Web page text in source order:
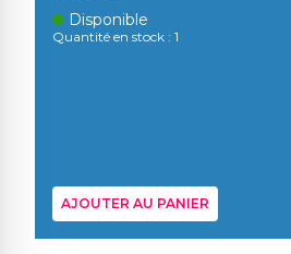
Disponible
Quantité en stock : 1
AJOUTER AU PANIER